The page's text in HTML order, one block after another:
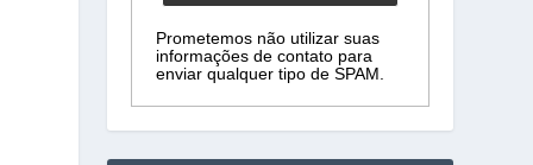
Prometemos não utilizar suas
informações de contato para
enviar qualquer tipo de SPAM.